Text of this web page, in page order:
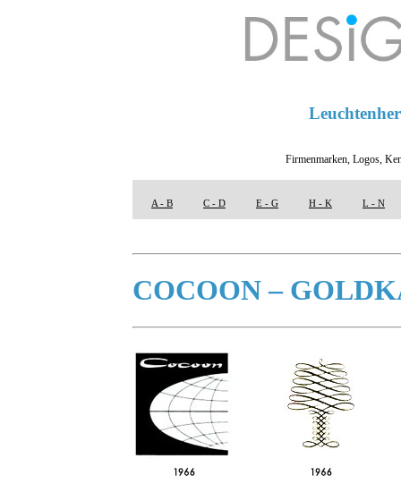
Firmenmarken, Logos,
A - B C - D E - G H - K L - N
COCOON –